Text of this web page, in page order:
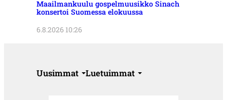
Maailmankuulu gospelmuusikko Sinach
konsertoi Suomessa elokuussa
6.8.2026 10:26
Uusimmat Luetuimmat